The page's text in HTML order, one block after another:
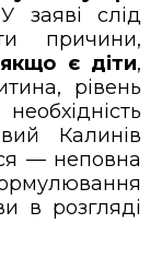
слід
причини,
є діти,
рівень
Калинів
— неповна
в розгляді